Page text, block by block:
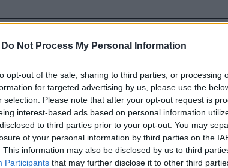
Do Not Process My Personal Information
opt-out of the sale, sharing to third parties, or processing
for targeted advertising by us, please use the
selection. Please note that after your opt-out request is
interest-based ads based on personal information
to third parties prior to your opt-out. You may
of your personal information by third parties on the
This information may also be disclosed by us to third
Participants that may further disclose it to other third
Hosszú Katinka a világ második legjobb
2016.12.29
A háromszoros olimpiai bajnokot a riói olimpián
aranyéremig jutó amerikai tornásznő előzte meg. A
férfiaknál Usain Bolt, Michael Phelps és Cristiano
Ronaldo végzett a dobogón.